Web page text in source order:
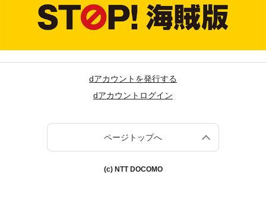
dアカウントを発行する
dアカウントログイン
ページトップへ
(c) NTT DOCOMO